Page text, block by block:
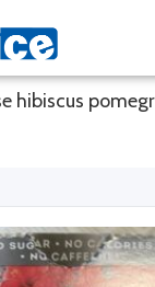
hibiscus